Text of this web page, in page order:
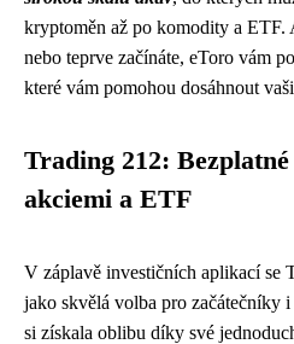
kryptoměn až po komodity a ETF.
nebo teprve začínáte, eToro vám
které vám pomohou dosáhnout
Trading 212:
akciemi a ETF
V záplavě investičních aplikací se
jako skvělá volba pro začátečníky
si získala oblibu díky své